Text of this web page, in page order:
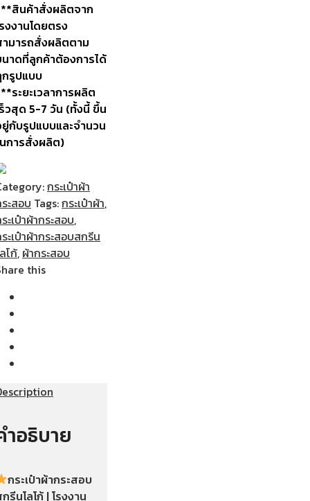
สินค้าสั่งผลิตจาก
งงานโดยตรง
มารถสั่งผลิตตาม
าดที่ลูกค้าต้องการได้
รูปแบบ
ระยะเวลาการผลิต
วสุด 5-7 วัน (ทั้งนี้ ขึ้น
กับรูปแบบและจำนวน
การสั่งผลิต)
กระเป๋าผ้า
ะสอบ Tags:กระเป๋าผ้า,
ะเป๋าผ้ากระสอบ,
ะเป๋าผ้ากระสอบสกรีน
โก้, ผ้ากระสอบ
this
ำอธิบาย
กระเป๋าผ้ากระสอบ
รีนโลโก้ | โรงงาน